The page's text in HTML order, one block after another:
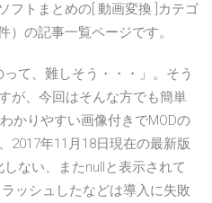
フトまとめの[ 動画変換 ]カテゴ
）の記事一覧ページです。
て、難しそう・・・」。そう
が、今回はそんな方でも簡単
かりやすい画像付きでMODの
2017年11月18日現在の最新版
ない、またnullと表示されて
ッシュしたなどは導入に失敗